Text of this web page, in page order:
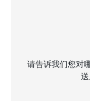
请告诉我们您对